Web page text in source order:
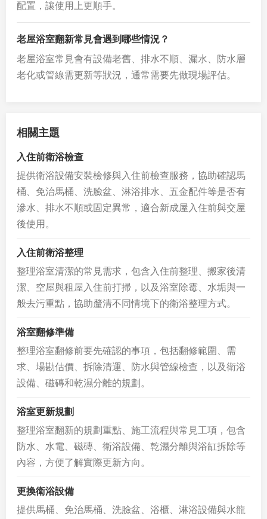
配置，讓使用上更順手。
老屋浴室翻新常見會遇到哪些情況？
老屋浴室常見會有設備老舊、排水不順、漏水、防水層
老化或管線需更新等狀況，通常需要先做現場評估。
相關主題
入住前衛浴檢查
提供衛浴設備安裝檢修與入住前檢查服務，協助確認馬
桶、免治馬桶、洗臉盆、淋浴排水、五金配件等是否有
滲水、排水不順或固定異常，適合新成屋入住前與交屋
後使用。
入住前衛浴整理
整理浴室清潔的常見需求，包含入住前整理、搬家後清
潔、空屋與租屋入住前打掃，以及浴室除霉、水垢與一
般去污重點，協助釐清不同情境下的衛浴整理方式。
浴室翻修準備
整理浴室翻修前要先確認的事項，包括翻修範圍、需
求、場勘估價、拆除清運、防水與管線檢查，以及衛浴
設備、磁磚和乾濕分離的規劃。
浴室更新規劃
整理浴室翻新的規劃重點、施工流程與常見工項，包含
防水、水電、磁磚、衛浴設備、乾濕分離與浴缸拆除等
內容，方便了解實際更新方向。
更換衛浴設備
提供馬桶、免治馬桶、洗臉盆、浴櫃、淋浴設備與水龍